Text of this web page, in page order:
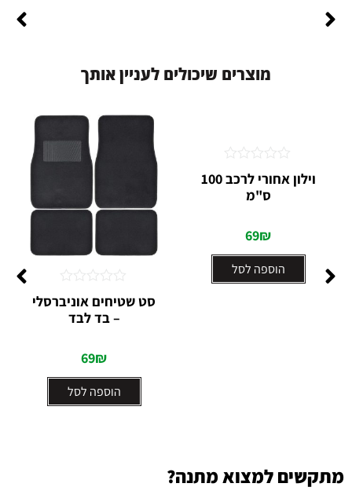
מוצרים שיכולים לענייןאותך
וילון אחורי לרכב 100
ס"מ
69₪
הוספה לסל
0
סט שטיחים אוניברסלי
– בד לבד
69₪
הוספה לסל
0
מתקשים למצוא מתנה?